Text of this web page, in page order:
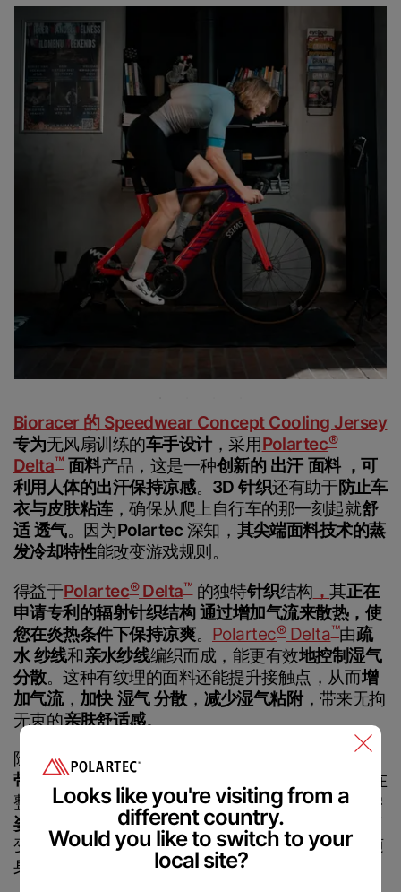
Bioracer 的 Speedwear Concept Cooling Jersey
专为无风扇训练的车手设计 ，采用Polartec®
Delta™ 面料产品，这是一种创新的 出汗 面料 ，可
利用人体的出汗保持凉感。 3D 针织还有助于防止车
衣与皮肤粘连 ，确保从爬上自行车的那一刻起就舒
适透气。因为Polartec 深知， 其尖端面料技术的蒸
发冷却特性能改变游戏规则。
得益于Polartec®Delta™的独特针织结构 ， 其正在
申请专利的辐射针织结构通过增加气流来散热，使
您在炎热条件下保持凉爽。 Polartec®Delta™由疏
水纱线和亲水纱线编织而成，能更有效地控制湿气
分散。这种有纹理的面料还能提升接触点，从而增
加气流， 加快 湿气分散 ， 减少湿气粘附，带来无拘
无束的亲肤舒适感。
除了最大限度地提高皮肤的冷却效果外，
网眼动力
带
还能确保 Speedwear Concept Cooling Jersey
在
整个骑行过程中保持完美贴合，即使以空气动力学
姿势骑行
时也是如此。侧面的穿孔设计让保持清爽
变得易如反掌，背部的三个 3D网眼口袋也为您的随
身物品提供了足够的存放空间。
Welcome in.
From Industry insider access to
community updates, stay in the loop with
Polartec®Accessibility
Feedback.
We are committed to making our website accessible to all
users.
Please provide feedback on how we can improve.
Looks like you're visiting from a
different country.
Would you like to switch to your
local site?